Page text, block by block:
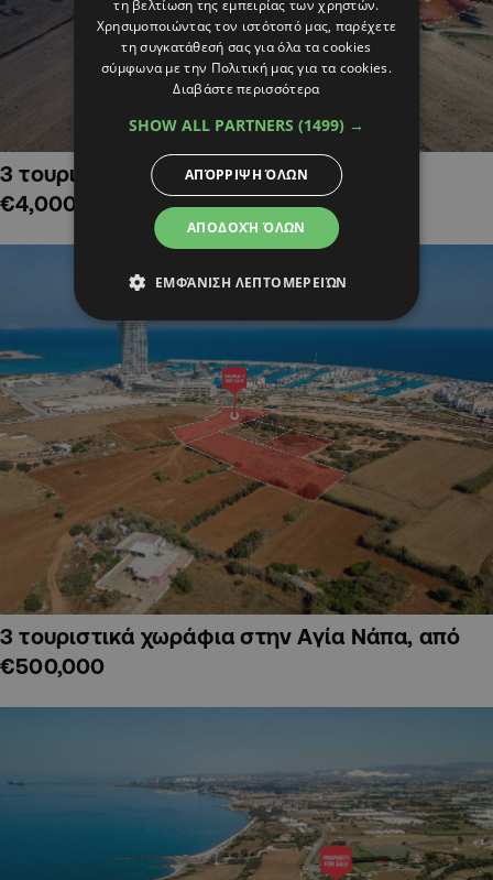
3 τουριστικά χωράφια στην Αλαμινό,
€4,000,000
3 τουριστικά χωράφια στην Αγία Νάπα, από
€500,000
τη βελτίωση της εμπειρίας των χρηστών.
Χρησιμοποιώντας τον ιστότοπό μας, παρέχετε
τη συγκατάθεσή σας για όλα τα cookies
σύμφωνα με την Πολιτική μας για τα cookies.
Διαβάστε περισσότερα
SHOW ALL PARTNERS (1499) →
ΑΠΟΔΟΧΉ ΌΛΩΝ
ΑΠΌΡΡΙΨΗ ΌΛΩΝ
ΕΜΦΆΝΙΣΗ ΛΕΠΤΟΜΕΡΕΙΏΝ